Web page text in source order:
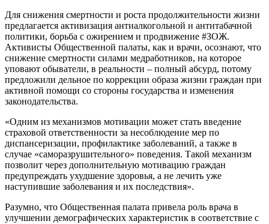
Для снижения смертности и роста продолжительности жизни
предлагается активизация антиалкогольной и антитабачной
политики, борьба с ожирением и продвижение #ЗОЖ.
Активисты Общественной палаты, как и врачи, осознают, что
снижение смертности силами медработников, на которое
уповают обыватели, в реальности – полный абсурд, потому
предложили дельное по коррекции образа жизни граждан при
активной помощи со стороны государства и изменения
законодательства.
«Одним из механизмов мотивации может стать введение
страховой ответственности за несоблюдение мер по
диспансеризации, профилактике заболеваний, а также в
случае «саморазрушительного» поведения. Такой механизм
позволит через дополнительную мотивацию граждан
предупреждать ухудшение здоровья, а не лечить уже
наступившие заболевания и их последствия».
Разумно, что Общественная палата привела роль врача в
улучшении демографических характеристик в соответствие с